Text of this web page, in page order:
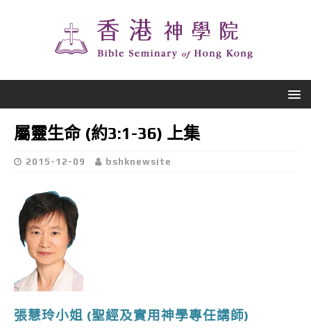
屬靈生命 (約3:1-36) 上集
2015-12-09 bshknewsite
張慧玲小姐 (聖經及實用神學專任講師)